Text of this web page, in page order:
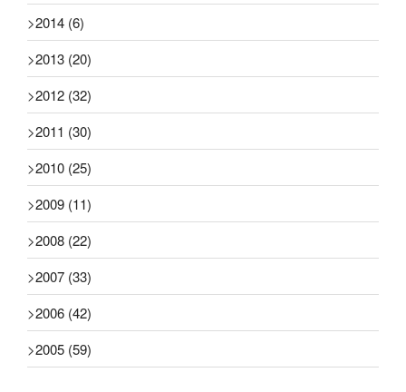
>2014 (6)
>2013 (20)
>2012 (32)
>2011 (30)
>2010 (25)
>2009 (11)
>2008 (22)
>2007 (33)
>2006 (42)
>2005 (59)